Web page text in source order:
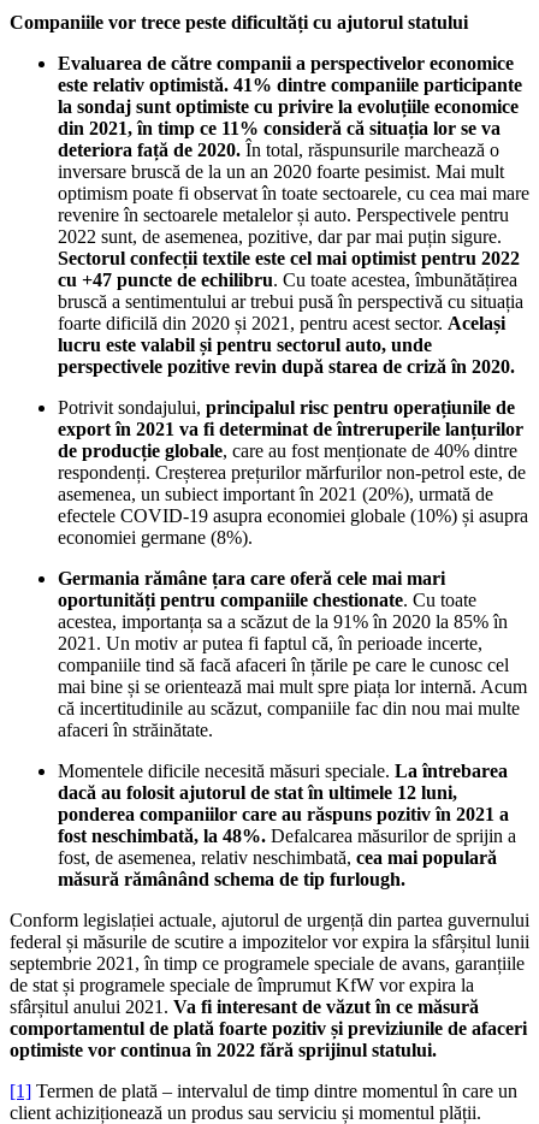
Companiile vor trece peste dificultăți cu ajutorul statului
Evaluarea de către companii a perspectivelor economice
este relativ optimistă. 41% dintre companiile participante
la sondaj sunt optimiste cu privire la evoluțiile economice
din 2021, în timp ce 11% consideră că situația lor se va
deteriora față de 2020. În total, răspunsurile marchează o
inversare bruscă de la un an 2020 foarte pesimist. Mai mult
optimism poate fi observat în toate sectoarele, cu cea mai mare
revenire în sectoarele metalelor și auto. Perspectivele pentru
2022 sunt, de asemenea, pozitive, dar par mai puțin sigure.
Sectorul confecții textile este cel mai optimist pentru 2022
cu +47 puncte de echilibru. Cu toate acestea, îmbunătățirea
bruscă a sentimentului ar trebui pusă în perspectivă cu situația
foarte dificilă din 2020 și 2021, pentru acest sector. Același
lucru este valabil și pentru sectorul auto, unde
perspectivele pozitive revin după starea de criză în 2020.
Potrivit sondajului, principalul risc pentru operațiunile de
export în 2021 va fi determinat de întreruperile lanțurilor
de producție globale, care au fost menționate de 40% dintre
respondenți. Creșterea prețurilor mărfurilor non-petrol este, de
asemenea, un subiect important în 2021 (20%), urmată de
efectele COVID-19 asupra economiei globale (10%) și asupra
economiei germane (8%).
Germania rămâne țara care oferă cele mai mari
oportunități pentru companiile chestionate. Cu toate
acestea, importanța sa a scăzut de la 91% în 2020 la 85% în
2021. Un motiv ar putea fi faptul că, în perioade incerte,
companiile tind să facă afaceri în țările pe care le cunosc cel
mai bine și se orientează mai mult spre piața lor internă. Acum
că incertitudinile au scăzut, companiile fac din nou mai multe
afaceri în străinătate.
Momentele dificile necesită măsuri speciale. La întrebarea
dacă au folosit ajutorul de stat în ultimele 12 luni,
ponderea companiilor care au răspuns pozitiv în 2021 a
fost neschimbată, la 48%. Defalcarea măsurilor de sprijin a
fost, de asemenea, relativ neschimbată, cea mai populară
măsură rămânând schema de tip furlough.
Conform legislației actuale, ajutorul de urgență din partea guvernului
federal și măsurile de scutire a impozitelor vor expira la sfârșitul lunii
septembrie 2021, în timp ce programele speciale de avans, garanțiile
de stat și programele speciale de împrumut KfW vor expira la
sfârșitul anului 2021. Va fi interesant de văzut în ce măsură
comportamentul de plată foarte pozitiv și previziunile de afaceri
optimiste vor continua în 2022 fără sprijinul statului.
[1] Termen de plată – intervalul de timp dintre momentul în care un
client achiziționează un produs sau serviciu și momentul plății.